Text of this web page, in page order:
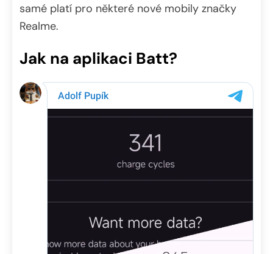
samé platí pro některé nové mobily značky
Realme.
Jak na aplikaci Batt?